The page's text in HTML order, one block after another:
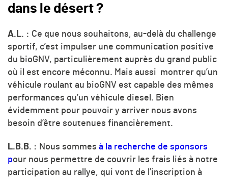
dans le désert ?
A.L. : Ce que nous souhaitons, au-delà du challenge
sportif, c’est impulser une communication positive
du bioGNV, particulièrement auprès du grand public
où il est encore méconnu. Mais aussi montrer qu’un
véhicule roulant au bioGNV est capable des mêmes
performances qu’un véhicule diesel. Bien
évidemment pour pouvoir y arriver nous avons
besoin d’être soutenues financièrement.
L.B.B. : Nous sommes à la recherche de sponsors
pour nous permettre de couvrir les frais liés à notre
participation au rallye, qui vont de l’inscription à